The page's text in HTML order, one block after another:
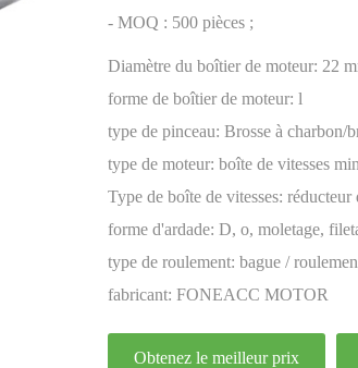
- MOQ : 500 pièces ;
Diamètre du boîtier de moteur: 22
forme de boîtier de moteur: l
type de pinceau: Brosse à charbon/
type de moteur: boîte de vitesses
permanent
Type de boîte de vitesses: réducteur
forme d'ardade: D, o, moletage,
type de roulement: bague /
fabricant: FONEACC MOTOR
Obtenez le meilleur prix